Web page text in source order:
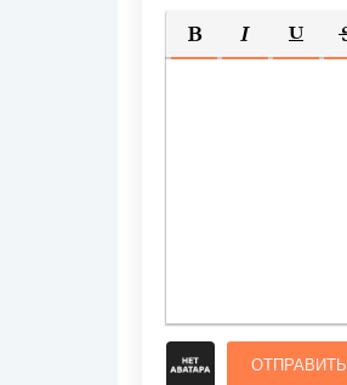
ПОЛУЖИРНЫЙ
КУРСИВ
ОТПРАВИТЬ